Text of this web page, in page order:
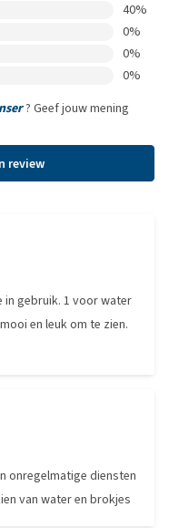
40%
0%
0%
0%
? Geef jouw mening
review
in gebruik. 1 voor water
en leuk om te zien.
onregelmatige diensten
van water en brokjes